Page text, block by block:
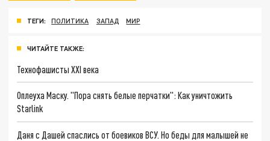
ТЕГИ: ПОЛИТИКА ЗАПАД МИР
ЧИТАЙТЕ ТАКЖЕ:
Технофашисты XXI века
Оплеуха Маску. "Пора снять белые перчатки": Как уничтожить
Starlink
Даня с Дашей спаслись от боевиков ВСУ. Но беды для малышей не